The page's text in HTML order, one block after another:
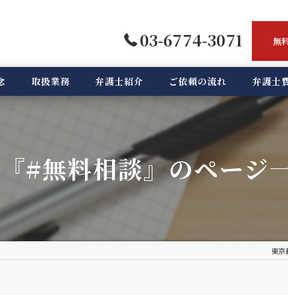
03-6774-3071 無
取扱業務 弁護士紹介 ご依頼の流れ 弁護士
#無料相談』のページ
東